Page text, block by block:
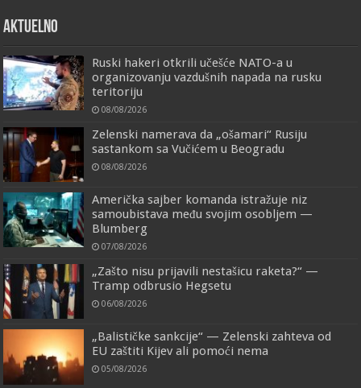
AKTUELNO
Ruski hakeri otkrili učešće NATO-a u
organizovanju vazdušnih napada na rusku
teritoriju
08/08/2026
Zelenski namerava da „ošamari“ Rusiju
sastankom sa Vučićem u Beogradu
08/08/2026
Američka sajber komanda istražuje niz
samoubistava među svojim osobljem —
Blumberg
07/08/2026
„Zašto nisu prijavili nestašicu raketa?“ —
Tramp odbrusio Hegsetu
06/08/2026
„Balističke sankcije“ — Zelenski zahteva od
EU zaštiti Kijev ali pomoći nema
05/08/2026